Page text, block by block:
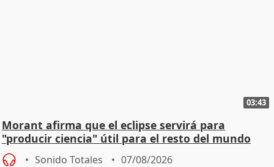
03:43
Morant afirma que el eclipse servirá para
"producir ciencia" útil para el resto del mundo
Sonido Totales 07/08/2026